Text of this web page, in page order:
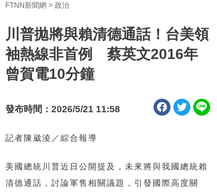
FTNN新聞網 政治
川普拋將與賴清德通話！台美領
袖熱線非首例 蔡英文2016年
曾賀電10分鐘
發布時間：2026/5/21 11:58
記者陳崴淩／綜合報導
美國總統川普近日公開提及，未來將與我國總統賴
清德通話，討論軍售相關議題，引發國際高度關